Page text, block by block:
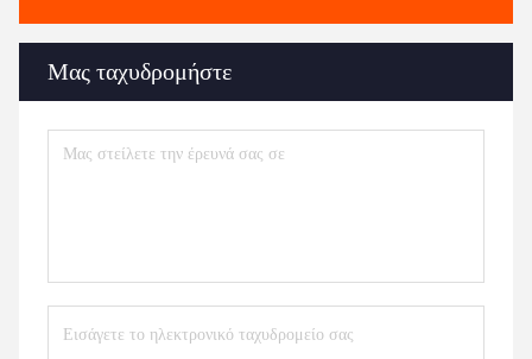
Μας ταχυδρομήστε